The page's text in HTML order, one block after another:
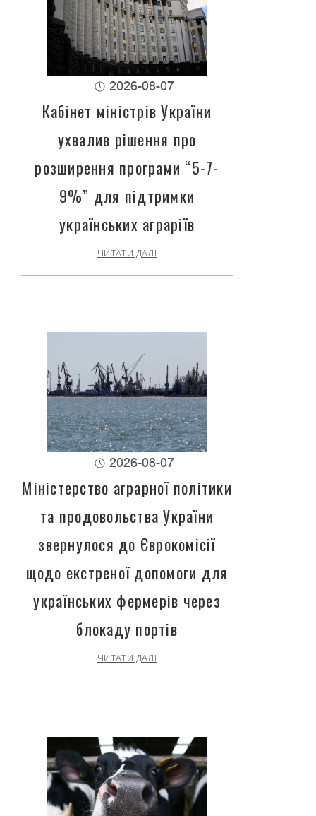
2026-08-07
Кабінет міністрів України
ухвалив рішення про
розширення програми “5-7-
9%” для підтримки
українських аграріїв
ЧИТАТИ ДАЛІ
2026-08-07
Міністерство аграрної політики
та продовольства України
звернулося до Єврокомісії
щодо екстреної допомоги для
українських фермерів через
блокаду портів
ЧИТАТИ ДАЛІ